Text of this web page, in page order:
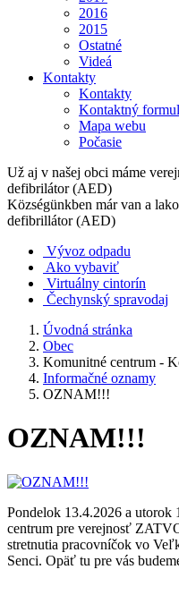
2016
2015
Ostatné
Videá
Kontakty
Kontakty
Kontaktný
Mapa webu
Počasie
Už aj v našej obci máme
defibrilátor (AED)
Községünkben már van a
defibrillátor (AED)
Vývoz odpadu
Ako vybaviť
Virtuálny cintorín
Čechynský spravodaj
Úvodná stránka
Obec
Komunitné centrum -
Informačné oznamy
OZNAM!!!
OZNAM!!!
Pondelok 13.4.2026 a utorok
centrum pre verejnosť
stretnutia pracovníčok vo
Senci. Opäť tu pre vás